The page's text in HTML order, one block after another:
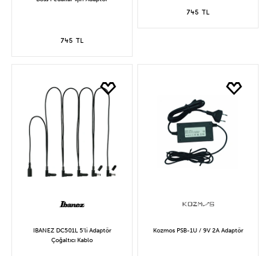
745 TL
745 TL
IBANEZ DC501L 5'li Adaptör
Çoğaltıcı Kablo
Kozmos PSB-1U / 9V 2A Adaptör